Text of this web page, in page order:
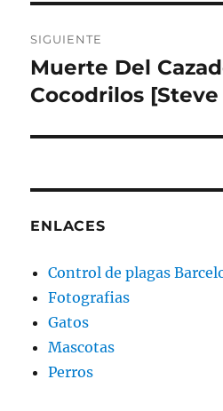
SIGUIENTE
Entrada
siguiente:
Muerte Del
Cocodrilos
ENLACES
Control de plagas
Fotografias
Gatos
Mascotas
Perros